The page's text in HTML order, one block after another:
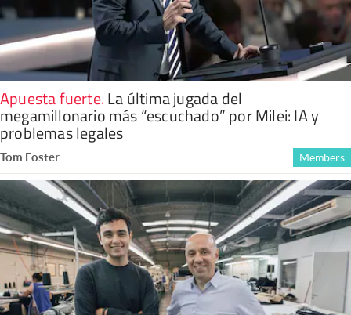
Apuesta fuerte.La última jugada del
megamillonario más “escuchado” por Milei: IA y
problemas legales
Tom Foster Members